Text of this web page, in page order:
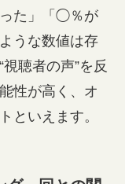
た」「◯％が
うな数値は存
聴者の声”を反
性が高く、オ
といえます。